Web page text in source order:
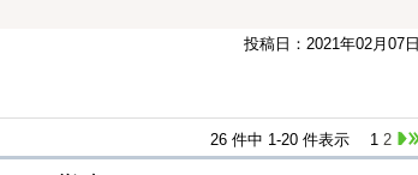
投稿日：2021年02月07日
26 件中 1-20 件表示 1 2